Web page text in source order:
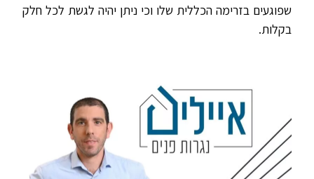
שפוגעים בזרימה הכללית שלו וכי ניתן יהיה לגשת לכל חלק
בקלות.